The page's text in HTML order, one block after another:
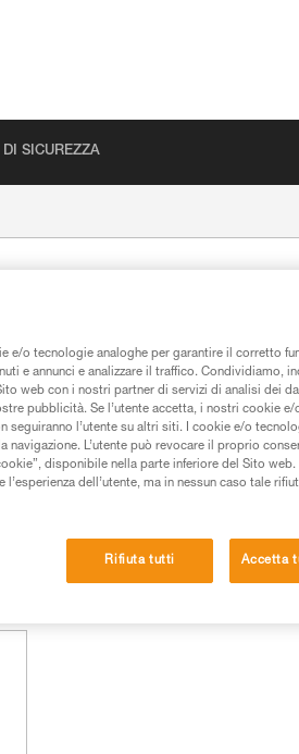
DI SICUREZZA
e/o tecnologie analoghe per garantire il corretto
e annunci e analizzare il traffico. Condividiamo,
web con i nostri partner di servizi di analisi dei
pubblicità. Se l’utente accetta, i nostri cookie
seguiranno l’utente su altri siti. I cookie e/o
navigazione. L’utente può revocare il proprio
disponibile nella parte inferiore del Sito
dell’utente, ma in nessun caso tale
Rifiuta tutti Accetta